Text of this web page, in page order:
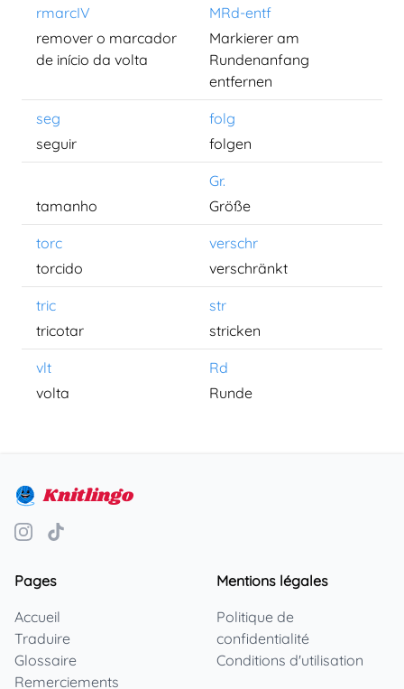
rmarcIV
MRd-entf
remover o marcador
de início da volta
Markierer am
Rundenanfang
entfernen
seg
folg
seguir
folgen
Gr.
tamanho
Größe
torc
verschr
torcido
verschränkt
tric
str
tricotar
stricken
vlt
Rd
volta
Runde
Knitlingo
Pages
Accueil
Traduire
Glossaire
Remerciements
Mentions légales
Politique de
confidentialité
Conditions d'utilisation